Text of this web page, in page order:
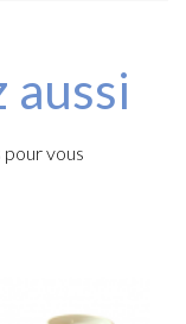
aussi
vous